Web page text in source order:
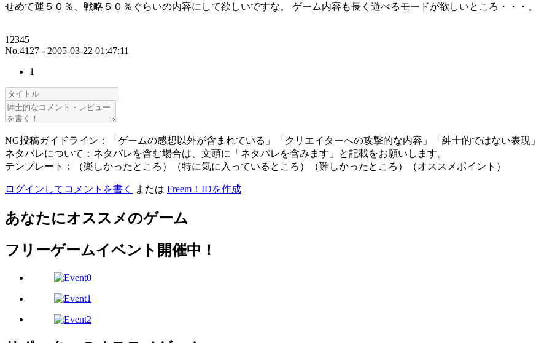
せめて運５０％、戦略５０％ぐらいの内容にして欲しいですな。 ゲーム内容も長く遊べるモードが欲しいところ・・・。
12345
No.4127 - 2005-03-22 01:47:11
1
NG投稿ガイドライン：「ゲームの感想以外が含まれている」「クリエイターへの攻撃的な内容」「紳士的ではない表現」
ネタバレについて：ネタバレを含む場合は、文頭に「ネタバレを含みます」と記載をお願いします。
テンプレート：（楽しかったところ）（特に気に入っているところ）（難しかったところ）（オススメポイント）
ログインしてコメントを書く または Freem！IDを作成
あなたにオススメのゲーム
フリーゲームイベント開催中！